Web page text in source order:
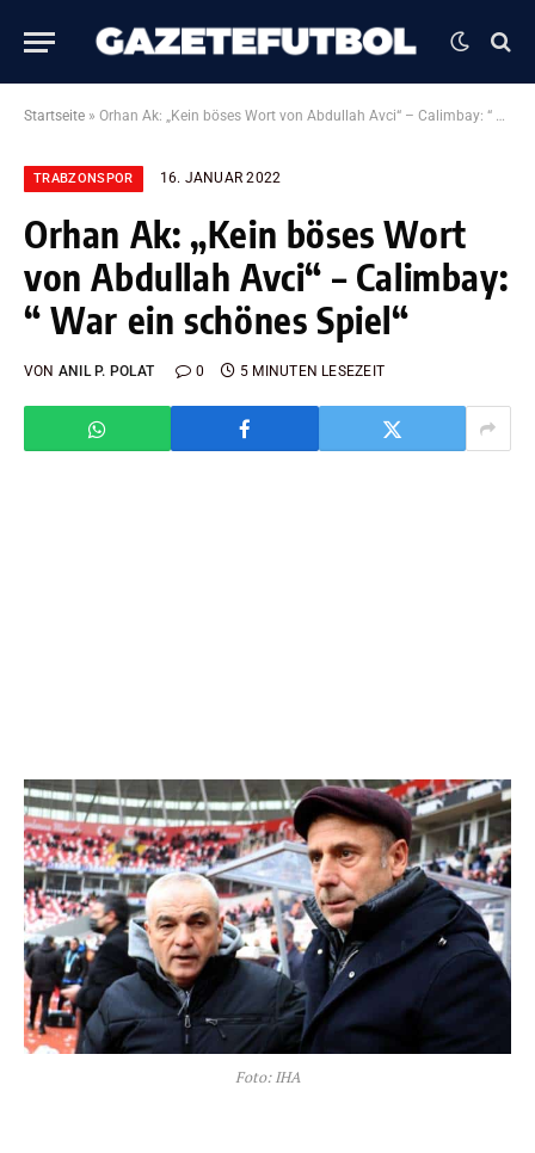
Startseite » Orhan Ak: „Kein böses Wort von Abdullah Avci“ – Calimbay: “ War ein schönes Spiel“
TRABZONSPOR 16. JANUAR 2022
Orhan Ak: „Kein böses Wort
von Abdullah Avci“ – Calimbay:
“ War ein schönes Spiel“
VON ANIL P. POLAT 0 5 MINUTEN LESEZEIT
Foto: IHA